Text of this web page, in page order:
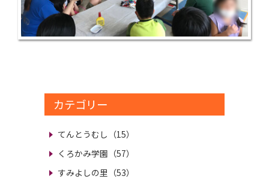
カテゴリー
てんとうむし（15）
くろかみ学園（57）
すみよしの里（53）